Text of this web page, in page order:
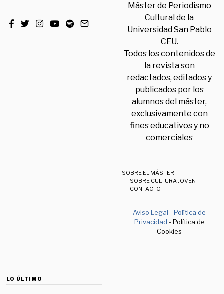
Máster de Periodismo
Cultural de la
Universidad San Pablo
CEU.
Todos los contenidos de
la revista son
redactados, editados y
publicados por los
alumnos del máster,
exclusivamente con
fines educativos y no
comerciales
SOBRE EL MÁSTER
SOBRE CULTURA JOVEN
CONTACTO
Aviso Legal -Política de
Privacidad - Política de
Cookies
LO ÚLTIMO